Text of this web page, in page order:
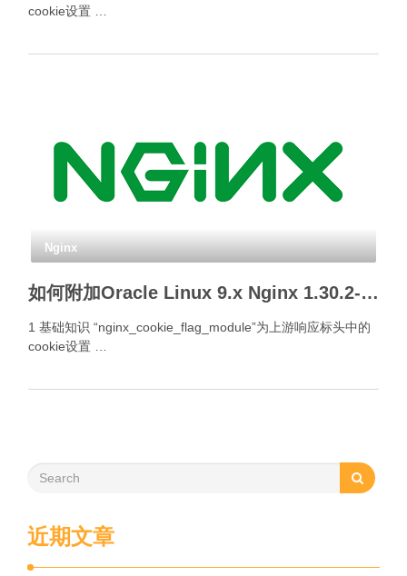
cookie设置 …
Nginx
如何附加Oracle Linux 9.x Nginx 1.30.2- Cookie标签模块？
1 基础知识 “nginx_cookie_flag_module”为上游响应标头中的
cookie设置 …
近期文章